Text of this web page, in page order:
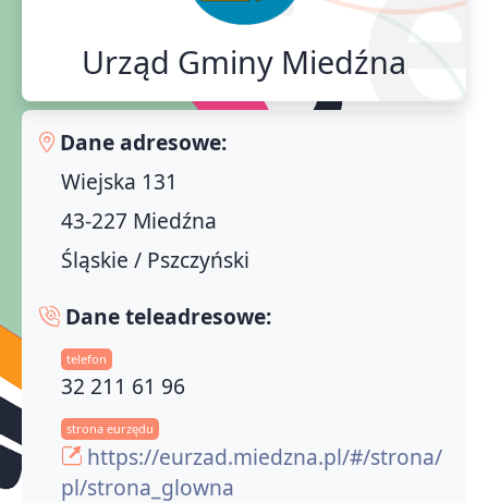
Urząd Gminy Miedźna
Dane adresowe:
Wiejska 131
43-227 Miedźna
Śląskie / Pszczyński
Dane teleadresowe:
telefon
32 211 61 96
strona eurzędu
https://eurzad.miedzna.pl/#/strona/
pl/strona_glowna